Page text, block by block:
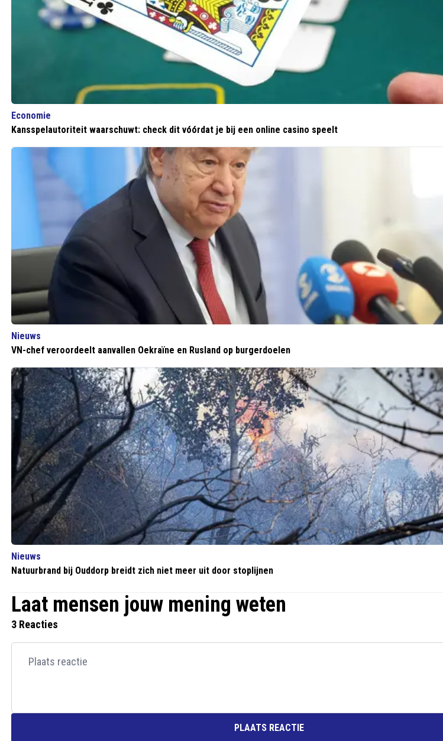
Economie
Kansspelautoriteit waarschuwt: check dit vóórdat je bij een online casino speelt
Nieuws
VN-chef veroordeelt aanvallen Oekraïne en Rusland op burgerdoelen
Nieuws
Natuurbrand bij Ouddorp breidt zich niet meer uit door stoplijnen
Laat mensen jouw mening weten
3 Reacties
PLAATS REACTIE